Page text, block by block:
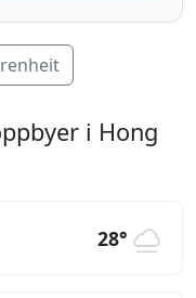
i Hong
28°